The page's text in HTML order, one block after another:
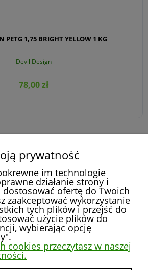
PETG 1,75 BRIGHT YELLOW 1 KG
Devil Design
78,00 zł
DO KOSZYKA
3 4
POMOC
MOJE KONTO
prywatność
im technologie
działanie strony i
ofertę do Twoich
zaakceptować wykorzystanie
tych plików i przejść do
użycie plików do
wybierając opcję
cookies przeczytasz w naszej